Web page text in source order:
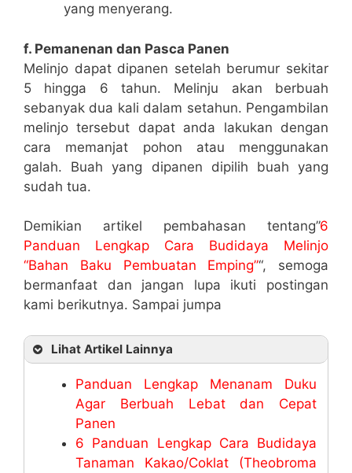
yang menyerang.
f. Pemanenan dan Pasca Panen
Melinjo dapat dipanen setelah berumur sekitar
5 hingga 6 tahun. Melinju akan berbuah
sebanyak dua kali dalam setahun. Pengambilan
melinjo tersebut dapat anda lakukan dengan
cara memanjat pohon atau menggunakan
galah. Buah yang dipanen dipilih buah yang
sudah tua.
Demikian artikel pembahasan tentang”6
Panduan Lengkap Cara Budidaya Melinjo
“Bahan Baku Pembuatan Emping”“, semoga
bermanfaat dan jangan lupa ikuti postingan
kami berikutnya. Sampai jumpa
Lihat Artikel Lainnya
Panduan Lengkap Menanam Duku
Agar Berbuah Lebat dan Cepat
Panen
6 Panduan Lengkap Cara Budidaya
Tanaman Kakao/Coklat (Theobroma